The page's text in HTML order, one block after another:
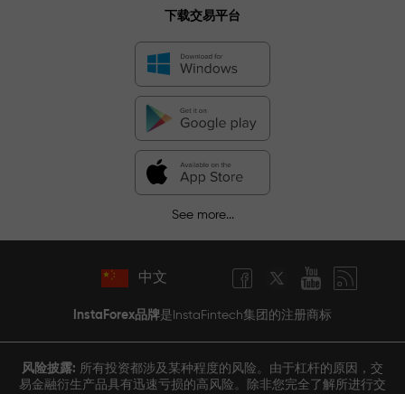
下载交易平台
See more...
中文
InstaForex品牌是InstaFintech集团的注册商标
风险披露: 所有投资都涉及某种程度的风险。由于杠杆的原因，交
易金融衍生产品具有迅速亏损的高风险。除非您完全了解所进行交